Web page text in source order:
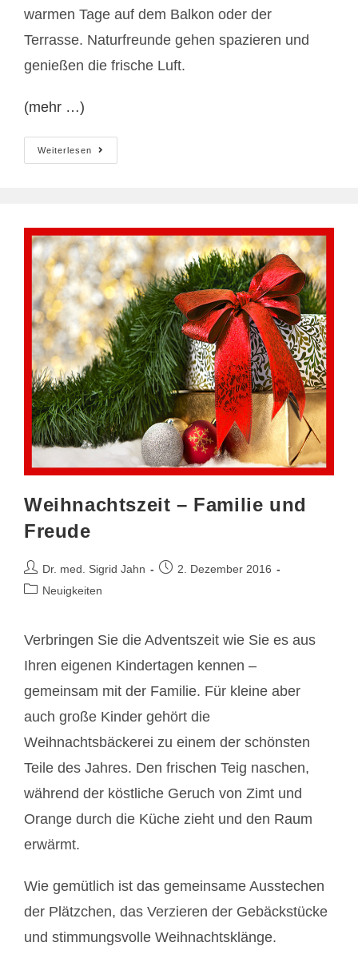
warmen Tage auf dem Balkon oder der
Terrasse. Naturfreunde gehen spazieren und
genießen die frische Luft.
(mehr …)
Weiterlesen
Der
Nächste
Weihnachtszeit – Familie und
Freude
Beitrags-
Autor:
Dr. med. Sigrid Jahn
Beitrag2. Dezember 2016
Beitrags-
Neuigkeiten
Verbringen Sie die Adventszeit wie Sie es aus
Ihren eigenen Kindertagen kennen –
gemeinsam mit der Familie. Für kleine aber
auch große Kinder gehört die
Weihnachtsbäckerei zu einem der schönsten
Teile des Jahres. Den frischen Teig naschen,
während ­der köstliche Geruch von Zimt und
Orange durch die Küche zieht und den Raum
erwärmt.
Wie gemütlich ist das gemeinsame Ausstechen
der Plätzchen, das Verzieren der Gebäckstücke
und stimmungsvolle Weihnachtsklänge.